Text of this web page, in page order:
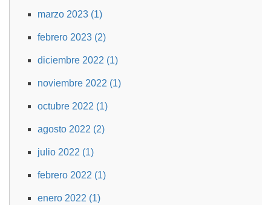
marzo 2023 (1)
febrero 2023 (2)
diciembre 2022 (1)
noviembre 2022 (1)
octubre 2022 (1)
agosto 2022 (2)
julio 2022 (1)
febrero 2022 (1)
enero 2022 (1)